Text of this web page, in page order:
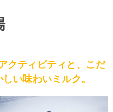
クティビティ と、こだ
しい味わいミルク。